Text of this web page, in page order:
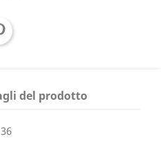
del prodotto